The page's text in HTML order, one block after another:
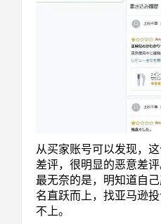
从买家账号可以发现，
差评，很明显的恶意差
最无奈的是，明知道自
名直跃而上，找亚马逊
不上。